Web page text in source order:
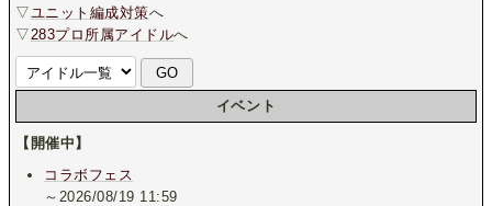
▽ ユニット編成対策へ
▽ 283プロ所属アイドルへ
イベント
【開催中】
コラボフェス
～2026/08/19 11:59